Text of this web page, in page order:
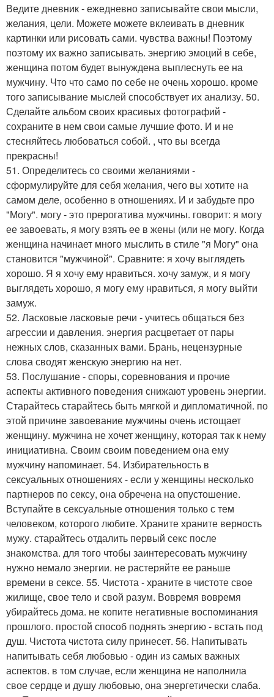
Ведите дневник - ежедневно записывайте свои мысли,
желания, цели. Можете можете вклеивать в дневник
картинки или рисовать сами. чувства важны! Поэтому
поэтому их важно записывать. энергию эмоций в себе,
женщина потом будет вынуждена выплеснуть ее на
мужчину. Что что само по себе не очень хорошо. кроме
того записывание мыслей способствует их анализу. 50.
Сделайте альбом своих красивых фотографий -
сохраните в нем свои самые лучшие фото. И и не
стесняйтесь любоваться собой. , что вы всегда
прекрасны!
51. Определитесь со своими желаниями -
сформулируйте для себя желания, чего вы хотите на
самом деле, особенно в отношениях. И и забудьте про
"Могу". могу - это прерогатива мужчины. говорит: я могу
ее завоевать, я могу взять ее в жены (или не могу. Когда
женщина начинает много мыслить в стиле "я Могу" она
становится "мужчиной". Сравните: я хочу выглядеть
хорошо. Я я хочу ему нравиться. хочу замуж, и я могу
выглядеть хорошо, я могу ему нравиться, я могу выйти
замуж.
52. Ласковые ласковые речи - учитесь общаться без
агрессии и давления. энергия расцветает от пары
нежных слов, сказанных вами. Брань, нецензурные
слова сводят женскую энергию на нет.
53. Послушание - споры, соревнования и прочие
аспекты активного поведения снижают уровень энергии.
Старайтесь старайтесь быть мягкой и дипломатичной. по
этой причине завоевание мужчины очень истощает
женщину. мужчина не хочет женщину, которая так к нему
инициативна. Своим своим поведением она ему
мужчину напоминает. 54. Избирательность в
сексуальных отношениях - если у женщины несколько
партнеров по сексу, она обречена на опустошение.
Вступайте в сексуальные отношения только с тем
человеком, которого любите. Храните храните верность
мужу. старайтесь отдалить первый секс после
знакомства. для того чтобы заинтересовать мужчину
нужно немало энергии. не растеряйте ее раньше
времени в сексе. 55. Чистота - храните в чистоте свое
жилище, свое тело и свой разум. Вовремя вовремя
убирайтесь дома. не копите негативные воспоминания
прошлого. простой способ поднять энергию - встать под
душ. Чистота чистота силу принесет. 56. Напитывать
напитывать себя любовью - один из самых важных
аспектов. в том случае, если женщина не наполнила
свое сердце и душу любовью, она энергетически слаба.